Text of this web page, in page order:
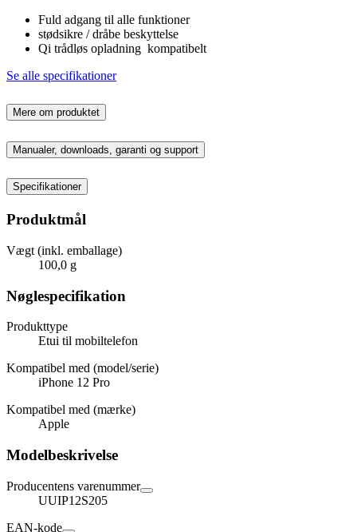
Fuld adgang til alle funktioner
stødsikre / dråbe beskyttelse
Qi trådløs opladning kompatibelt
Se alle specifikationer
Mere om produktet
Manualer, downloads, garanti og support
Specifikationer
Produktmål
Vægt (inkl. emballage)
100,0 g
Nøglespecifikation
Produkttype
Etui til mobiltelefon
Kompatibel med (model/serie)
iPhone 12 Pro
Kompatibel med (mærke)
Apple
Modelbeskrivelse
Producentens varenummer
UUIP12S205
EAN-kode